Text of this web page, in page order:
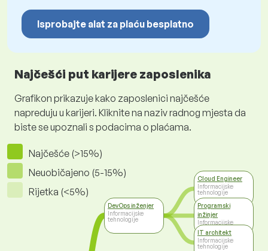
Isprobajte alat za plaću besplatno
Najčešći put karijere zaposlenika
Grafikon prikazuje kako zaposlenici najčešće
napreduju u karijeri. Kliknite na naziv radnog mjesta da
biste se upoznali s podacima o plaćama.
Najčešće (>15%)
Neuobičajeno (5-15%)
Rijetka (<5%)
DevOps inženjer
Informacijske
tehnologije
Cloud Engineer
Informacijske
tehnologije
Programski
inžinjer
Informacijske
tehnologije
IT architekt
Informacijske
tehnologije